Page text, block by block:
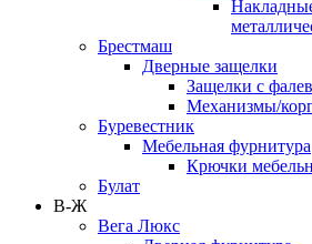
Брестмаш
Дверные защелки
Защелки с
Механизмы/
Буревестник
Мебельная фурнитура
Крючки
Булат
В-Ж
Вега Люкс